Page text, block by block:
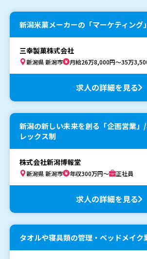
新潟米菓メーカーの「マーケティング
三幸製菓株式会社
新潟県 新潟市 月給26万8,000円～35万
求人の詳細を見る
新潟の新しい未来を創る「企画営業
レックス制
株式会社新潟博報堂
新潟県 新潟市 年収300万円～ 正社員
求人の詳細を見る
タオルや寝具類の管理・ベッドメイク